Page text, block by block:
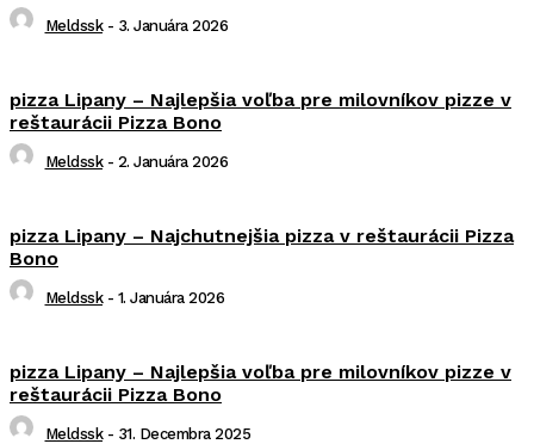
Meldssk - 3. Januára 2026
pizza Lipany – Najlepšia voľba pre milovníkov pizze v
reštaurácii Pizza Bono
Meldssk - 2. Januára 2026
pizza Lipany – Najchutnejšia pizza v reštaurácii Pizza
Bono
Meldssk - 1. Januára 2026
pizza Lipany – Najlepšia voľba pre milovníkov pizze v
reštaurácii Pizza Bono
Meldssk - 31. Decembra 2025